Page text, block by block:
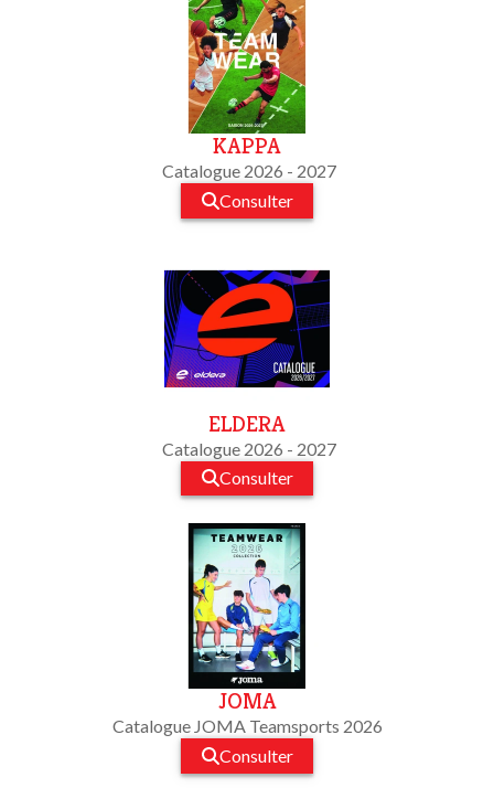
KAPPA
Catalogue 2026 - 2027
Consulter
ELDERA
Catalogue 2026 - 2027
Consulter
JOMA
Catalogue JOMA Teamsports 2026
Consulter